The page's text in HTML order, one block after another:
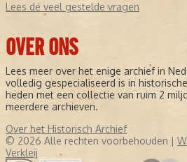
Lees de veel gestelde vragen
OVER ONS
Lees meer over het enige archief in
volledig gespecialiseerd is in
heden met een collectie van ruim 2
meerdere archieven.
Over het Historisch Archief
© 2026 Alle rechten voorbehouden |
Verkleij